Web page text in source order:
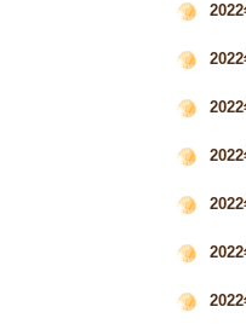
2022
2022
2022
2022
2022
2022
2022